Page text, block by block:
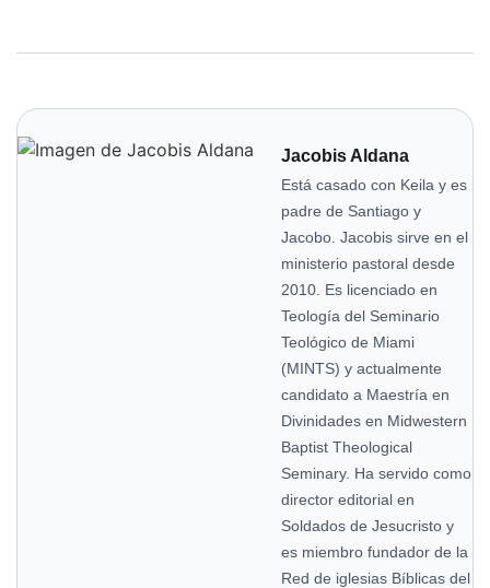
Jacobis Aldana
Está casado con Keila y es
padre de Santiago y
Jacobo. Jacobis sirve en el
ministerio pastoral desde
2010. Es licenciado en
Teología del Seminario
Teológico de Miami
(MINTS) y actualmente
candidato a Maestría en
Divinidades en Midwestern
Baptist Theological
Seminary. Ha servido como
director editorial en
Soldados de Jesucristo y
es miembro fundador de la
Red de iglesias Bíblicas del